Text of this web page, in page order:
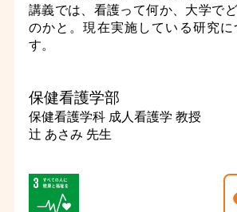
講義では、看護って何か、大学で
のかと。現在実施している研究に
す。
保健看護学部
保健看護学科 成人看護学 教授
辻 あさみ 先生